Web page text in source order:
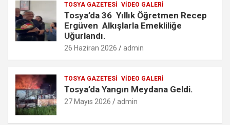
TOSYA GAZETESI VIDEO GALERI
Tosya’da 36 Yıllık Öğretmen Recep
Ergüven Alkışlarla Emekliliğe
Uğurlandı.
26 Haziran 2026 admin
TOSYA GAZETESI VIDEO GALERI
Tosya’da Yangın Meydana Geldi.
27 Mayıs 2026 admin